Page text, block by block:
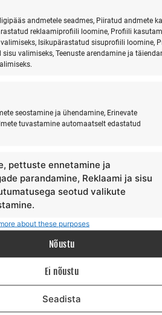
andmetele seadmes, Piiratud andmete
reklaamiprofiili loomine, Profiili
Isikupärastatud sisuprofiili loomine,
valimiseks, Teenuste arendamine ja
seostamine ja ühendamine, Erinevate
tuvastamine automaatselt edastatud
pettuste ennetamine ja
parandamine, Reklaami ja sisu
seotud valikute
about these purposes
Nõustu
Ei nõustu
Seadista
Mitu korda sa proovisid
Mitu korda lubad endal olla
See on treening (vaimne ja
kus asjad ei lähe alati
MINEMA ja see on ok. Tähtis on
ga.
surfikoolitus/
MIDA LAPSED KAOTAVAD, KUI NAD VEEDAVAD SUVE EKRAANIDE EES.
MIKS MA LOOBUSIN ÜHEL PÄEVAL KÕIGEST JA LÄKSIN HIIUMAALE